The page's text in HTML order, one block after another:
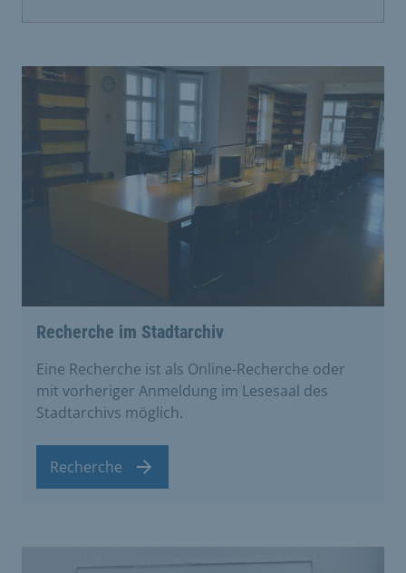
Recherche im Stadtarchiv
Eine Recherche ist als Online-Recherche oder
mit vorheriger Anmeldung im Lesesaal des
Stadtarchivs möglich.
Recherche